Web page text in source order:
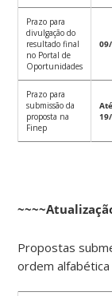
Prazo para
divulgação do
resultado final
no Portal de
Oportunidades
Prazo para
submissão da
proposta na
Finep
Até
Propostas
ordem